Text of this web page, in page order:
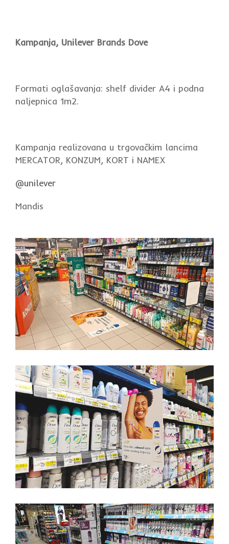
Kampanja, Unilever Brands Dove
Formati oglašavanja: shelf divider A4 i podna
naljepnica 1m2.
Kampanja realizovana u trgovačkim lancima
MERCATOR, KONZUM, KORT i NAMEX
@unilever
Mandis